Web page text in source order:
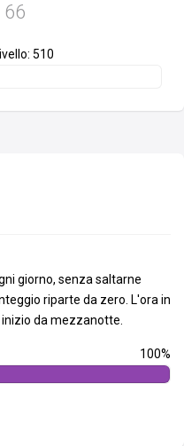
66
510
giorno, senza saltarne
riparte da zero. L'ora in
da mezzanotte.
100%